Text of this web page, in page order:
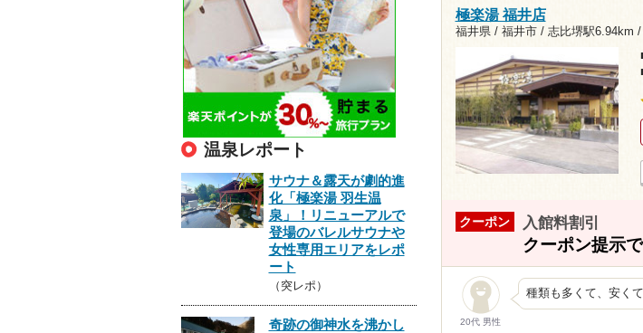
極楽湯 福井店
福井県 / 福井市 / 志比堺駅6.94km /
クーポン 入館料割引
クーポン提示で
20代 男性
種類も多くて、安く
温泉レポート
サウナ＆露天が劇的進
化「極楽湯 羽生温
泉」！リニューアルで
登場のバレルサウナや
女性専用エリアをレポ
ート
（突レポ）
奇跡の御神水を沸かし